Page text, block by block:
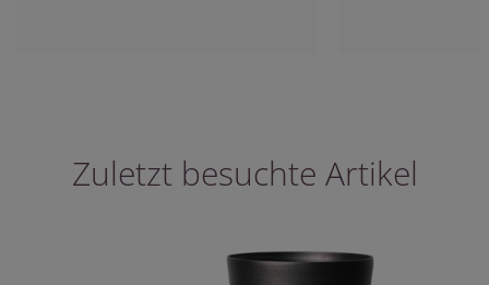
Zuletzt besuchte Artikel